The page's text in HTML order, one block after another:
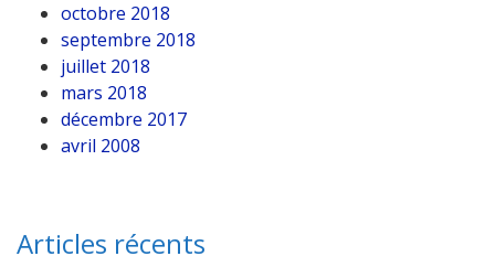
octobre 2018
septembre 2018
juillet 2018
mars 2018
décembre 2017
avril 2008
Articles récents